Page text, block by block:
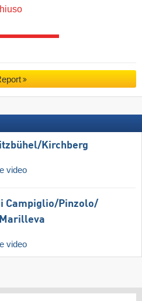
​Kirchberg
video
Campiglio/​Pinzolo/​
video